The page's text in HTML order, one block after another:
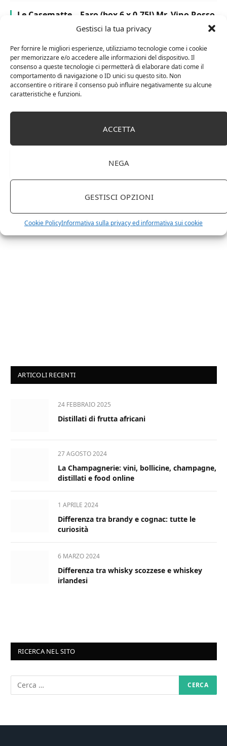
Gestisci la tua privacy
Per fornire le migliori esperienze, utilizziamo tecnologie come i cookie
per memorizzare e/o accedere alle informazioni del dispositivo. Il
consenso a queste tecnologie ci permetterà di elaborare dati come il
comportamento di navigazione o ID unici su questo sito. Non
acconsentire o ritirare il consenso può influire negativamente su alcune
caratteristiche e funzioni.
ACCETTA
NEGA
GESTISCI OPZIONI
Cookie PolicyInformativa sulla privacy ed informativa sui cookie
Le Casematte – Faro (box 6 x 0,75l) Mr. Vino Rosso
PUBBLICITÀ
Hai un negozio specializzato nella vendita di questi
sarai ricontattato al più presto.
ARTICOLI RECENTI
24 FEBBRAIO 2025
Distillati di frutta africani
27 AGOSTO 2024
La Champagnerie: vini, bollicine, champagne,
distillati e food online
1 APRILE 2024
Differenza tra brandy e cognac: tutte le
curiosità
6 MARZO 2024
Differenza tra whisky scozzese e whiskey
irlandesi
RICERCA NEL SITO